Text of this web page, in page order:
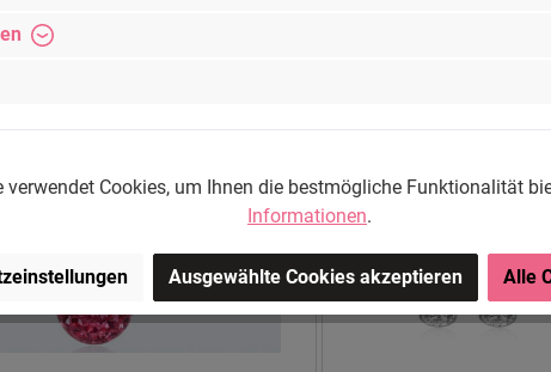
7,90 €*
verwendet Cookies, um Ihnen die bestmögliche Funktionalität
Informationen.
Ausgewählte Cookies akzeptieren Alle